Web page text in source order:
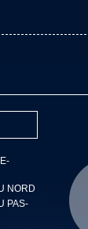
NORD
PAS-